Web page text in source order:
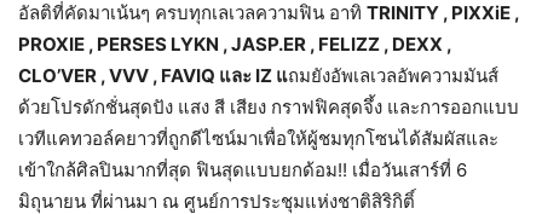
อัลติที่คัดมาเน้นๆ ครบทุกเลเวลความฟิน อาทิ TRINITY , PIXXiE ,
PROXIE , PERSES LYKN , JASP.ER , FELIZZ , DEXX ,
CLO’VER , VVV , FAVIQ และ IZ แถมยังอัพเลเวลอัพความมันส์
ด้วยโปรดักชั่นสุดปัง แสง สี เสียง กราฟฟิคสุดจึ้ง และการออกแบบ
เวทีแคทวอล์คยาวที่ถูกดีไซน์มาเพื่อให้ผู้ชมทุกโซนได้สัมผัสและ
เข้าใกล้ศิลปินมากที่สุด ฟินสุดแบบยกด้อม!! เมื่อวันเสาร์ที่ 6
มิถุนายน ที่ผ่านมา ณ ศูนย์การประชุมแห่งชาติสิริกิติ์